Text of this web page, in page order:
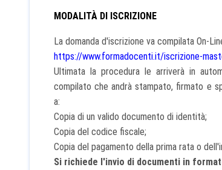
MODALITÀ DI ISCRIZIONE
La domanda d'iscrizione va compilata On-
https://www.formadocenti.it/iscrizione-
Ultimata la procedura le arriverà in
compilato che andrà stampato, firmato e
a:
Copia di un valido documento di identità;
Copia del codice fiscale;
Copia del pagamento della prima rata o
Si richiede l'invio di documenti in